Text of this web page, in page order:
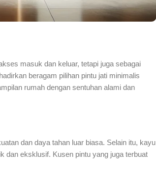
masuk dan keluar, tetapi juga sebagai
beragam pilihan pintu jati minimalis
rumah dengan sentuhan alami dan
dan daya tahan luar biasa. Selain itu, kayu
dan eksklusif. Kusen pintu yang juga terbuat